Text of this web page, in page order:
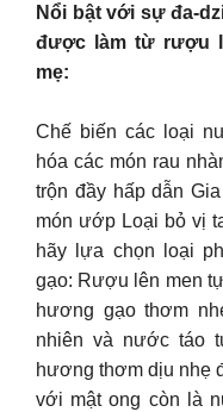
Nổi bật với sự đa-
được làm từ rượu
mẹ:
Chế biến các loại
hóa các món rau
trộn đầy hấp dẫn
món ướp Loại bỏ vị
hãy lựa chọn loại
gạo: Rượu lên men
hương gạo thơm
nhiên và nước táo
hương thơm dịu nhẹ
với mật ong còn là